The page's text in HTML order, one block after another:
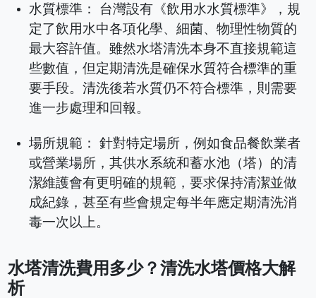
水質標準： 台灣設有《飲用水水質標準》，規
定了飲用水中各項化學、細菌、物理性物質的
最大容許值。雖然水塔清洗本身不直接規範這
些數值，但定期清洗是確保水質符合標準的重
要手段。清洗後若水質仍不符合標準，則需要
進一步處理和回報。
場所規範： 針對特定場所，例如食品餐飲業者
或營業場所，其供水系統和蓄水池（塔）的清
潔維護會有更明確的規範，要求保持清潔並做
成紀錄，甚至有些會規定每半年應定期清洗消
毒一次以上。
水塔清洗費用多少？清洗水塔價格大解
析